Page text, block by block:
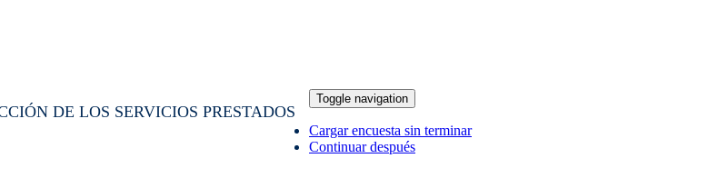
Toggle navigation
Cargar encuesta sin terminar
Continuar después